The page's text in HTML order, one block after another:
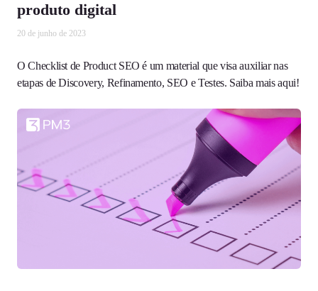
produto digital
20 de junho de 2023
O Checklist de Product SEO é um material que visa auxiliar nas
etapas de Discovery, Refinamento, SEO e Testes. Saiba mais aqui!